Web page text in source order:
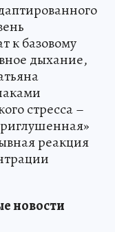
к базовому
дыхание,
стресса –
реакция
новости